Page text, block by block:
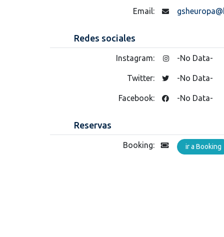
Email:
Redes sociales
Instagram: -No Data-
Twitter: -No Data-
Facebook: -No Data-
Reservas
Booking: ir a Booking